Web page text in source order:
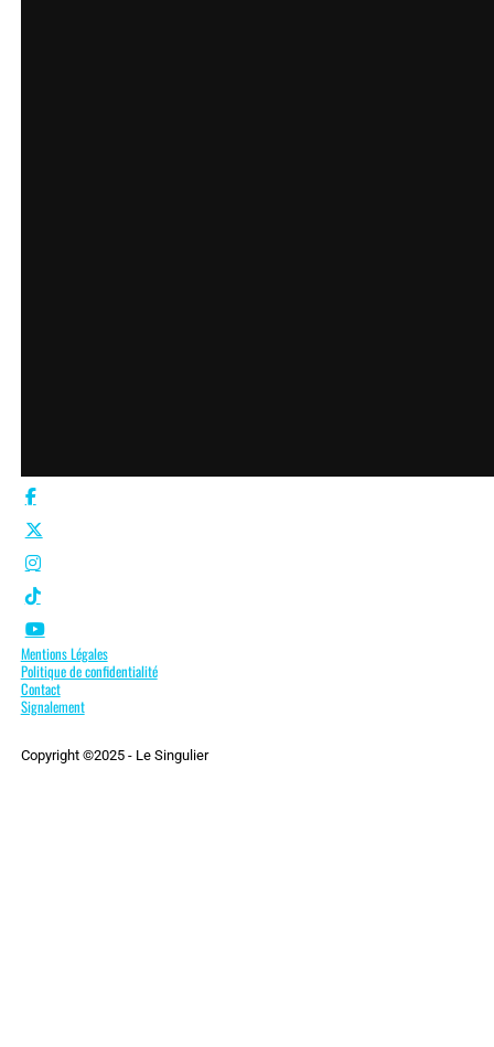
Mentions Légales
Politique de confidentialité
Contact
Signalement
Copyright ©2025 - Le Singulier